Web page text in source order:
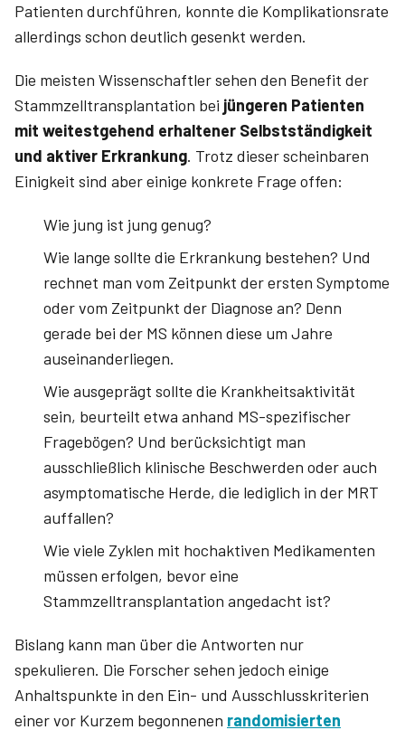
Patienten durchführen, konnte die Komplikationsrate
allerdings schon deutlich gesenkt werden.
Die meisten Wissenschaftler sehen den Benefit der
Stammzelltransplantation bei jüngeren Patienten
mit weitestgehend erhaltener Selbstständigkeit
und aktiver Erkrankung. Trotz dieser scheinbaren
Einigkeit sind aber einige konkrete Frage offen:
Wie jung ist jung genug?
Wie lange sollte die Erkrankung bestehen? Und
rechnet man vom Zeitpunkt der ersten Symptome
oder vom Zeitpunkt der Diagnose an? Denn
gerade bei der MS können diese um Jahre
auseinanderliegen.
Wie ausgeprägt sollte die Krankheitsaktivität
sein, beurteilt etwa anhand MS-spezifischer
Fragebögen? Und berücksichtigt man
ausschließlich klinische Beschwerden oder auch
asymptomatische Herde, die lediglich in der MRT
auf­fallen?
Wie viele Zyklen mit hochaktiven Medikamenten
müssen erfolgen, bevor eine
Stammzelltransplantation angedacht ist?
Bislang kann man über die Antworten nur
spekulieren. Die Forscher sehen jedoch einige
Anhaltspunkte in den Ein- und Ausschlusskriterien
einer vor Kurzem begonnenen randomisierten